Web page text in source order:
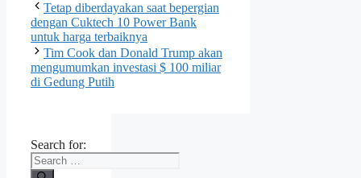
Tetap diberdayakan saat bepergian
dengan Cuktech 10 Power Bank
untuk harga terbaiknya
Tim Cook dan Donald Trump akan
mengumumkan investasi $ 100 miliar
di Gedung Putih
Search for: